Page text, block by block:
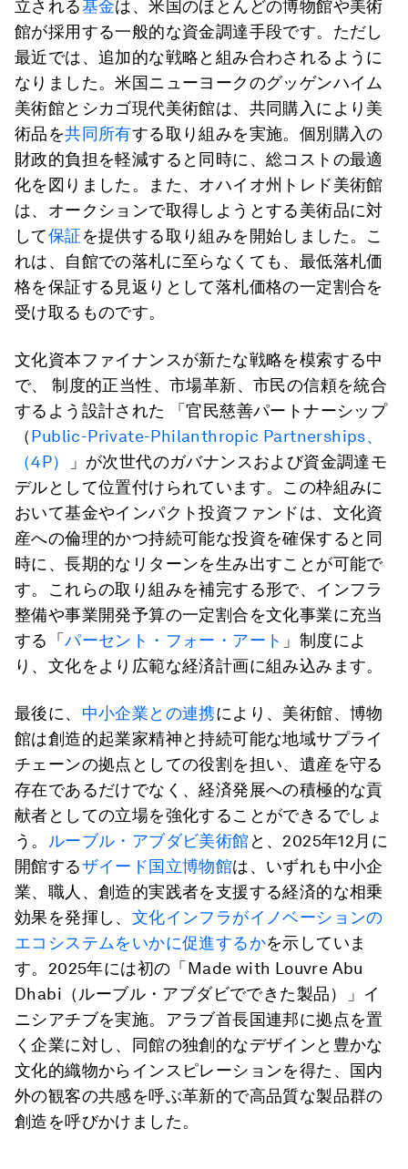
立される基金は、米国のほとんどの博物館や美術
館が採用する一般的な資金調達手段です。ただし
最近では、追加的な戦略と組み合わされるように
なりました。米国ニューヨークのグッゲンハイム
美術館とシカゴ現代美術館は、共同購入により美
術品を共同所有する取り組みを実施。個別購入の
財政的負担を軽減すると同時に、総コストの最適
化を図りました。また、オハイオ州トレド美術館
は、オークションで取得しようとする美術品に対
して保証を提供する取り組みを開始しました。こ
れは、自館での落札に至らなくても、最低落札価
格を保証する見返りとして落札価格の一定割合を
受け取るものです。
文化資本ファイナンスが新たな戦略を模索する中
で、 制度的正当性、市場革新、市民の信頼を統合
するよう設計された 「官民慈善パートナーシップ
（Public-Private-Philanthropic Partnerships、
（4P）
」が次世代のガバナンスおよび資金調達モ
デルとして位置付けられています。この枠組みに
おいて基金やインパクト投資ファンドは、文化資
産への倫理的かつ持続可能な投資を確保すると同
時に、長期的なリターンを生み出すことが可能で
す。これらの取り組みを補完する形で、インフラ
整備や事業開発予算の一定割合を文化事業に充当
する「パーセント・フォー・アート 」制度によ
り、文化をより広範な経済計画に組み込みます。
最後に、 中小企業との連携により、美術館、博物
館は創造的起業家精神と持続可能な地域サプライ
チェーンの拠点としての役割を担い、遺産を守る
存在であるだけでなく、経済発展への積極的な貢
献者としての立場を強化することができるでしょ
う。
ルーブル・アブダビ美術館と、2025年12月に
開館するザイード国立博物館は、いずれも中小企
業、職人、創造的実践者を支援する経済的な相乗
効果を発揮し、 文化インフラがイノベーションの
エコシステムをいかに促進するかを示していま
す。2025年には初の「Made with Louvre Abu
Dhabi（ルーブル・アブダビでできた製品）」イ
ニシアチブを実施。アラブ首長国連邦に拠点を置
く企業に対し、同館の独創的なデザインと豊かな
文化的織物からインスピレーションを得た、国内
外の観客の共感を呼ぶ革新的で高品質な製品群の
創造を呼びかけました。